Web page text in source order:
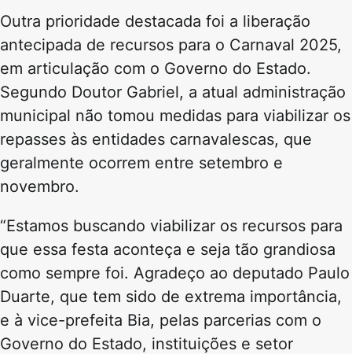
Outra prioridade destacada foi a liberação
antecipada de recursos para o Carnaval 2025,
em articulação com o Governo do Estado.
Segundo Doutor Gabriel, a atual administração
municipal não tomou medidas para viabilizar os
repasses às entidades carnavalescas, que
geralmente ocorrem entre setembro e
novembro.
“Estamos buscando viabilizar os recursos para
que essa festa aconteça e seja tão grandiosa
como sempre foi. Agradeço ao deputado Paulo
Duarte, que tem sido de extrema importância,
e à vice-prefeita Bia, pelas parcerias com o
Governo do Estado, instituições e setor